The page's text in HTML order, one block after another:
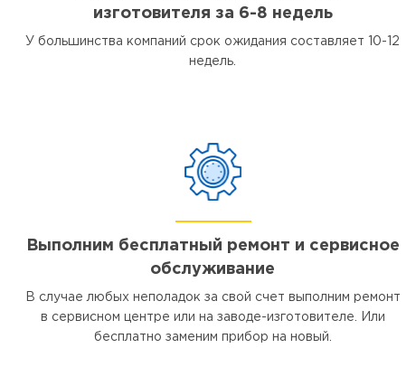
изготовителя за 6-8 недель
У большинства компаний срок ожидания составляет 10-12
недель.
Выполним бесплатный ремонт и сервисное
обслуживание
В случае любых неполадок за свой счет выполним ремонт
в сервисном центре или на заводе-изготовителе. Или
бесплатно заменим прибор на новый.